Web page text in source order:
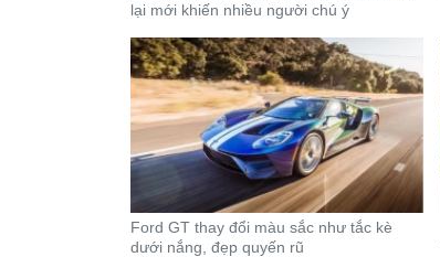
lại mới khiến nhiều người chú ý
Ford GT thay đổi màu sắc như tắc kè
dưới nắng, đẹp quyến rũ